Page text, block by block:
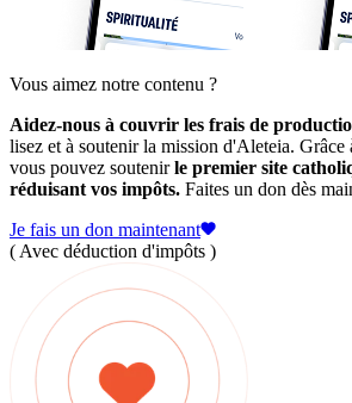
Vous aimez notre contenu ?
Aidez-nous à couvrir les frais de
lisez et à soutenir la mission d'Aleteia. Grâce
vous pouvez soutenirle premier site
réduisant vos impôts. Faites un don dès
Je fais un don maintenant
( Avec déduction d'impôts )